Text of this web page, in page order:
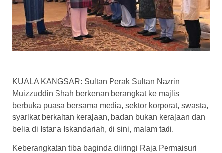
KUALA KANGSAR: Sultan Perak Sultan Nazrin
Muizzuddin Shah berkenan berangkat ke majlis
berbuka puasa bersama media, sektor korporat, swasta,
syarikat berkaitan kerajaan, badan bukan kerajaan dan
belia di Istana Iskandariah, di sini, malam tadi.
Keberangkatan tiba baginda diiringi Raja Permaisuri